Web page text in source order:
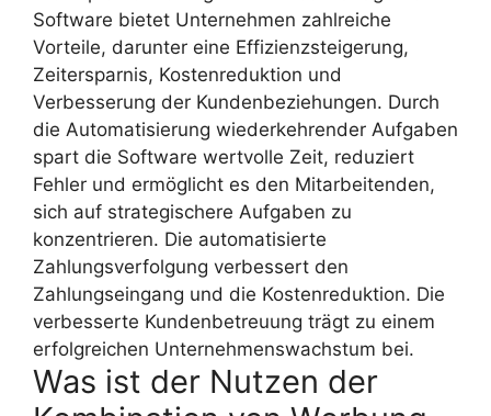
Software bietet Unternehmen zahlreiche
Vorteile, darunter eine Effizienzsteigerung,
Zeitersparnis, Kostenreduktion und
Verbesserung der Kundenbeziehungen. Durch
die Automatisierung wiederkehrender Aufgaben
spart die Software wertvolle Zeit, reduziert
Fehler und ermöglicht es den Mitarbeitenden,
sich auf strategischere Aufgaben zu
konzentrieren. Die automatisierte
Zahlungsverfolgung verbessert den
Zahlungseingang und die Kostenreduktion. Die
verbesserte Kundenbetreuung trägt zu einem
erfolgreichen Unternehmenswachstum bei.
Was ist der Nutzen der